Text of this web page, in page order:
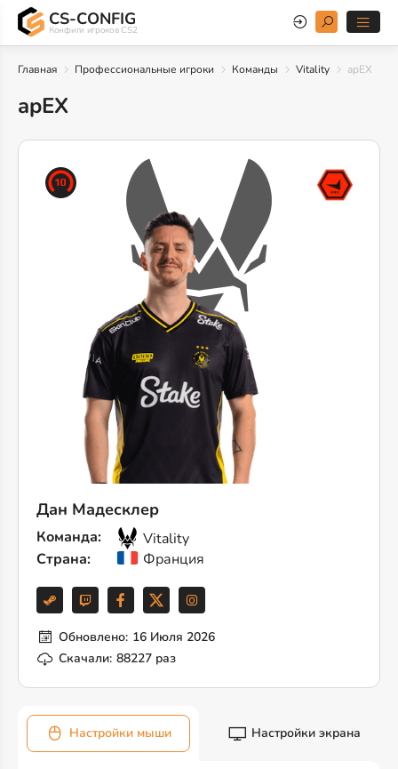
CS-CONFIG
Конфиги игроков CS2
Главная Профессиональные игроки Команды Vitality apEX
apEX
Дан Мадесклер
Команда:
Vitality
Страна:
Франция
Обновлено: 16 Июля 2026
Скачали: 88227 раз
Настройки мыши Настройки экрана